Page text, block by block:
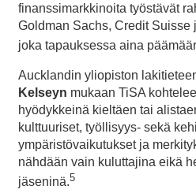
finanssimarkkinoita työstävät
Goldman Sachs, Credit Suisse
joka tapauksessa aina
Aucklandin yliopiston
Kelseyn mukaan TiSA
hyödykkeinä kieltäen tai
kulttuuriset, työllisyys- sekä
ympäristövaikutukset ja
nähdään vain kuluttajina eikä
jäseninä.5